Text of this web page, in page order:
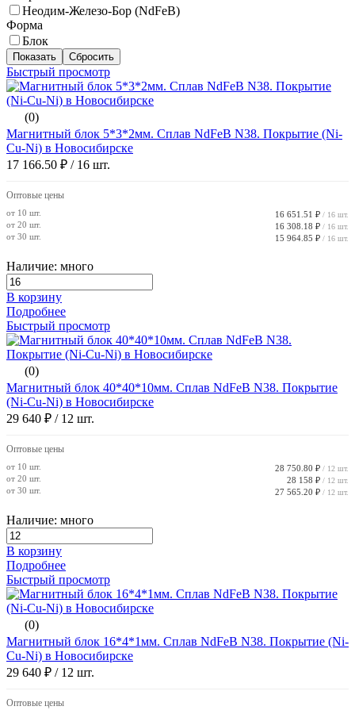
Неодим-Железо-Бор (NdFeB)
Форма
Блок
Быстрый просмотр
(0)
Магнитный блок 5*3*2мм. Сплав NdFeB N38. Покрытие (Ni-
Cu-Ni) в Новосибирске
17 166.50 ₽ / 16 шт.
Оптовые цены
от 10 шт. 16 651.51 ₽ / 16 шт.
от 20 шт. 16 308.18 ₽ / 16 шт.
от 30 шт. 15 964.85 ₽ / 16 шт.
Наличие: много
В корзину
Подробнее
Быстрый просмотр
(0)
Магнитный блок 40*40*10мм. Сплав NdFeB N38. Покрытие
(Ni-Cu-Ni) в Новосибирске
29 640 ₽ / 12 шт.
Оптовые цены
от 10 шт. 28 750.80 ₽ / 12 шт.
от 20 шт. 28 158 ₽ / 12 шт.
от 30 шт. 27 565.20 ₽ / 12 шт.
Наличие: много
В корзину
Подробнее
Быстрый просмотр
(0)
Магнитный блок 16*4*1мм. Сплав NdFeB N38. Покрытие (Ni-
Cu-Ni) в Новосибирске
29 640 ₽ / 12 шт.
Оптовые цены